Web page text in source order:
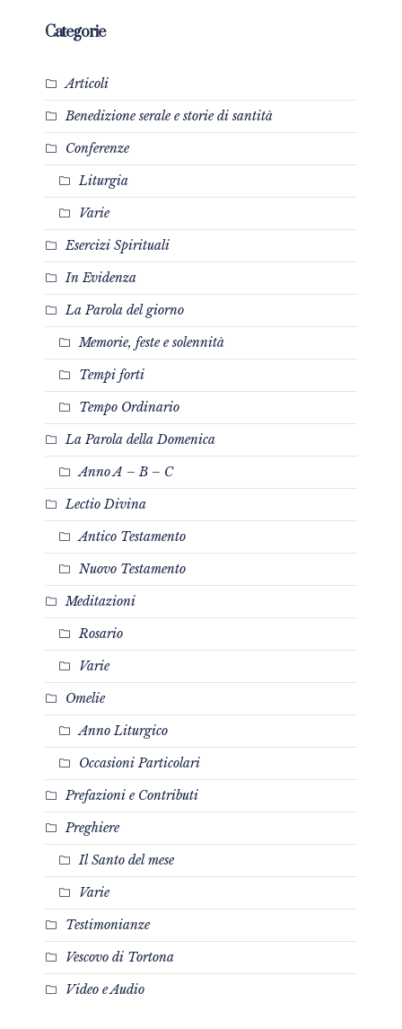
Categorie
Articoli
Benedizione serale e storie di santità
Conferenze
Liturgia
Varie
Esercizi Spirituali
In Evidenza
La Parola del giorno
Memorie, feste e solennità
Tempi forti
Tempo Ordinario
La Parola della Domenica
Anno A – B – C
Lectio Divina
Antico Testamento
Nuovo Testamento
Meditazioni
Rosario
Varie
Omelie
Anno Liturgico
Occasioni Particolari
Prefazioni e Contributi
Preghiere
Il Santo del mese
Varie
Testimonianze
Vescovo di Tortona
Video e Audio